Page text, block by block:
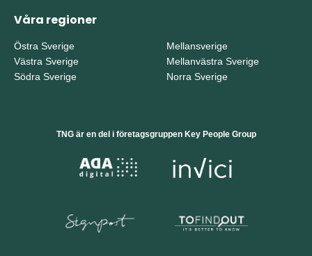
Våra regioner
Östra Sverige
Västra Sverige
Södra Sverige
Mellansverige
Mellanvästra Sverige
Norra Sverige
TNG är en del i företagsgruppen Key People Group